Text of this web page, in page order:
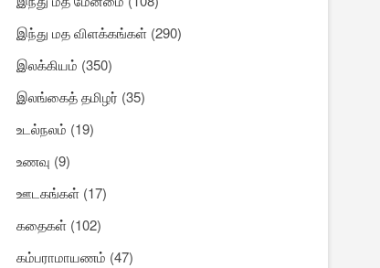
இந்து மத விளக்கங்கள் (290)
இலக்கியம் (350)
இலங்கைத் தமிழர் (35)
உடல்நலம் (19)
உணவு (9)
ஊடகங்கள் (17)
கதைகள் (102)
கம்பராமாயணம் (47)